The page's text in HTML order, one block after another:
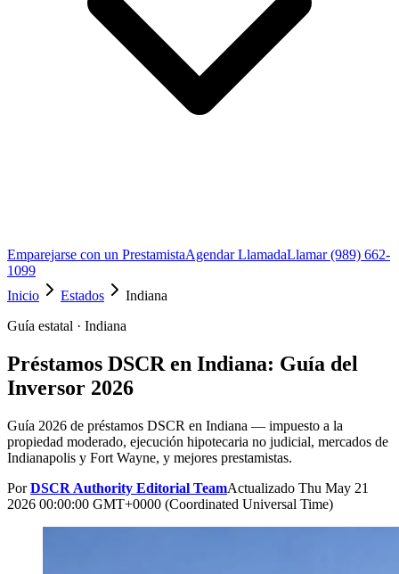
Emparejarse con un PrestamistaAgendar LlamadaLlamar (989) 662-
1099
Inicio
Estados
Indiana
Guía estatal · Indiana
Préstamos DSCR en Indiana: Guía del
Inversor 2026
Guía 2026 de préstamos DSCR en Indiana — impuesto a la
propiedad moderado, ejecución hipotecaria no judicial, mercados de
Indianapolis y Fort Wayne, y mejores prestamistas.
PorDSCR Authority Editorial TeamActualizado Thu May 21
2026 00:00:00 GMT+0000 (Coordinated Universal Time)